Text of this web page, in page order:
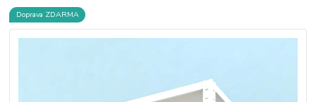
Doprava ZDARMA